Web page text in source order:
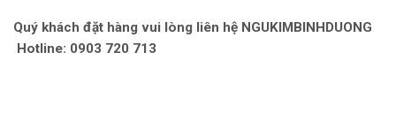
Quý khách đặt hàng vui lòng liên hệ NGUKIMBINHDUONG
Hotline: 0903 720 713